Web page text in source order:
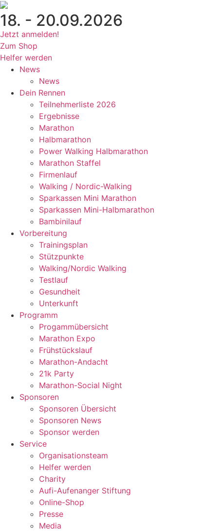
Zum
Inhalt
wechseln
18. - 20.09.2026
Jetzt anmelden!
Zum Shop
Helfer werden
News
News
Dein Rennen
Teilnehmerliste 2026
Ergebnisse
Marathon
Halbmarathon
Power Walking Halbmarathon
Marathon Staffel
Firmenlauf
Walking / Nordic-Walking
Sparkassen Mini Marathon
Sparkassen Mini-Halbmarathon
Bambinilauf
Vorbereitung
Trainingsplan
Stützpunkte
Walking/Nordic Walking
Testlauf
Gesundheit
Unterkunft
Programm
Progammübersicht
Marathon Expo
Frühstückslauf
Marathon-Andacht
21k Party
Marathon-Social Night
Sponsoren
Sponsoren Übersicht
Sponsoren News
Sponsor werden
Service
Organisationsteam
Helfer werden
Charity
Aufi-Aufenanger Stiftung
Online-Shop
Presse
Media